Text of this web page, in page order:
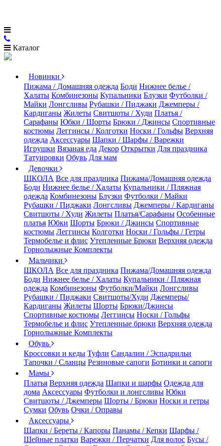
Каталог
Новинки
Пижама / Домашняя одежда Боди Нижнее белье /
Халаты Комбинезоны Купальники Блузки Футболки /
Майки Лонгсливы Рубашки / Пиджаки Джемперы /
Кардиганы Жилеты Свитшоты / Худи Платья /
Сарафаны Юбки / Шорты Брюки / Джинсы Спортивные
костюмы Леггинсы / Колготки Носки / Гольфы Верхняя
одежда Аксессуары Шапки / Шарфы / Варежки
Игрушки Вязаная еда Декор Открытки Для праздника
Татуировки Обувь Для мам
Девочки
ШКОЛА Все для праздника Пижама/Домашняя одежда
Боди Нижнее белье / Халаты Купальники / Пляжная
одежда Комбинезоны Блузки Футболки / Майки
Рубашки / Пиджаки Лонгсливы Джемперы / Кардиганы
Свитшоты / Худи Жилеты Платья/Сарафаны Особенные
платья Юбки Шорты Брюки / Джинсы Спортивные
костюмы Леггинсы Колготки Носки / Гольфы / Гетры
Термобелье и флис Утепленные Брюки Верхняя одежда
Горнолыжные Комплекты
Мальчики
ШКОЛА Все для праздника Пижама/Домашняя одежда
Боди Нижнее белье / Халаты Купальники / Пляжная
одежда Комбинезоны Футболки/Майки Лонгсливы
Рубашки / Пиджаки Свитшоты/Худи Джемперы/
Кардиганы Жилеты Шорты Брюки/Джинсы
Спортивные костюмы Леггинсы Носки / Гольфы
Термобелье и флис Утепленные брюки Верхняя одежда
Горнолыжные Комплекты
Обувь
Кроссовки и кеды Туфли Сандалии / Эспадрильи
Тапочки / Сланцы Резиновые сапоги Ботинки и сапоги
Мамы
Платья Верхняя одежда Шапки и шарфы Одежда для
дома Аксессуары Футболки и лонгсливы Юбки
Свитшоты / Джемперы Шорты / Брюки Носки и гетры
Сумки Обувь Очки / Оправы
Аксессуары
Шапки / Береты / Капоры Панамы / Кепки Шарфы /
Шейные платки Варежки / Перчатки Для волос Бусы /